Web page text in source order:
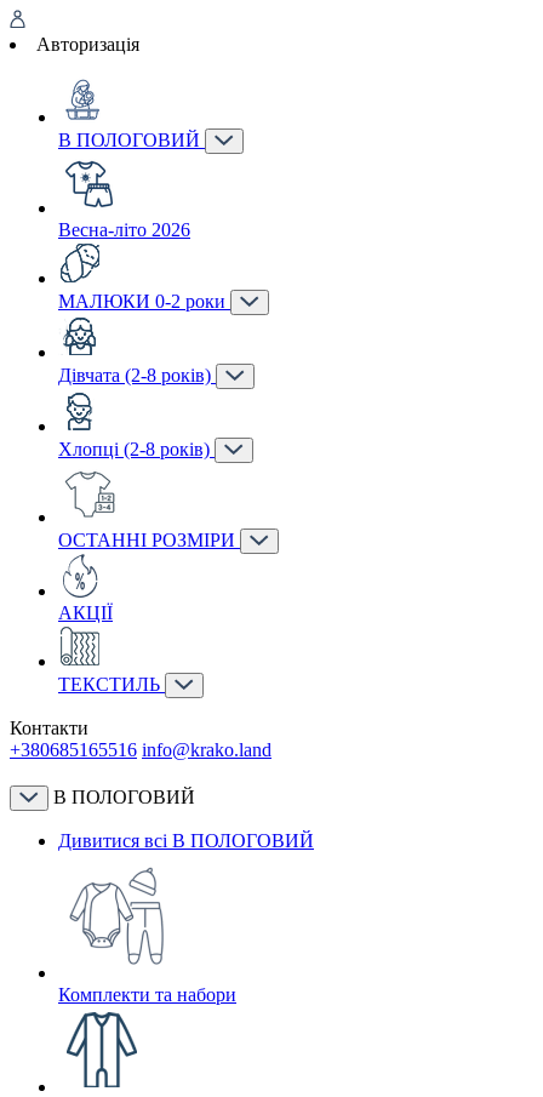
Авторизація
В ПОЛОГОВИЙ
Весна-літо 2026
МАЛЮКИ 0-2 роки
Дівчата (2-8 років)
Хлопці (2-8 років)
ОСТАННІ РОЗМІРИ
АКЦІЇ
ТЕКСТИЛЬ
Контакти
+380685165516 info@krako.land
В ПОЛОГОВИЙ
Дивитися всі В ПОЛОГОВИЙ
Комплекти та набори